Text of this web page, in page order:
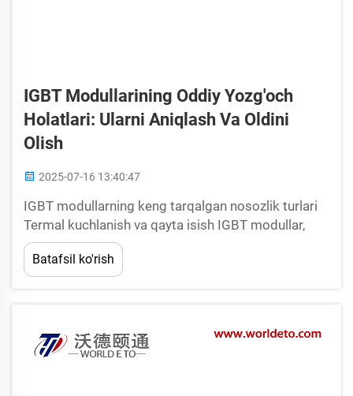
IGBT Modullarining Oddiy Yozg'och
Holatlari: Ularni Aniqlash Va Oldini
Olish
2025-07-16 13:40:47
IGBT modullarning keng tarqalgan nosozlik turlari
Termal kuchlanish va qayta isish IGBT modullar,
ko'pincha, ularning loyihalangan haroratidan yuqori
haroratda ishlaydigan muhitlarda ishlatilgani uchun
termal kuchlanishdan aziyat chekadi. Bunday
Batafsil ko'rish